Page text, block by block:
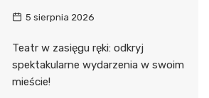
5 sierpnia 2026
Teatr w zasięgu ręki: odkryj
spektakularne wydarzenia w swoim
mieście!